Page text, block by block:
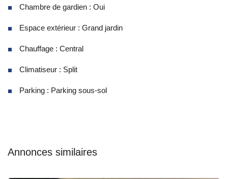
Chambre de gardien : Oui
Espace extérieur : Grand jardin
Chauffage : Central
Climatiseur : Split
Parking : Parking sous-sol
Annonces similaires